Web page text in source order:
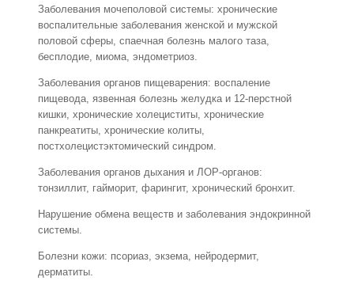
Заболевания мочеполовой системы: хронические
воспалительные заболевания женской и мужской
половой сферы, спаечная болезнь малого таза,
бесплодие, миома, эндометриоз.
Заболевания органов пищеварения: воспаление
пищевода, язвенная болезнь желудка и 12-перстной
кишки, хронические холециститы, хронические
панкреатиты, хронические колиты,
постхолецистэктомический синдром.
Заболевания органов дыхания и ЛОР-органов:
тонзиллит, гайморит, фарингит, хронический бронхит.
Нарушение обмена веществ и заболевания эндокринной
системы.
Болезни кожи: псориаз, экзема, нейродермит,
дерматиты.